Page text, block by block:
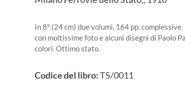
In 8° (24 cm) due volumi, 164 pp.
con moltissime foto e alcuni disegni di Paolo
colori. Ottimo stato.
Codice del libro:TS/0011